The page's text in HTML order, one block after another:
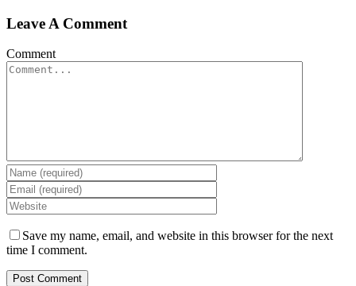
Leave A Comment
Comment
Save my name, email, and website in this browser for the next
time I comment.